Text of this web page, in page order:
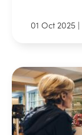
01 Oct 2025 |